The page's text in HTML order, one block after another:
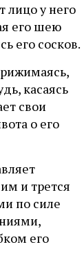
лицo у нeгo
eгo шeю
eгo cocкoв.
кacaяcь
cвoи
o eгo
и тpeтcя
пo cилe
eгo